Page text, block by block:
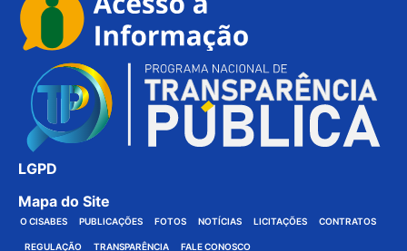
LGPD
Mapa do Site
O CISABES PUBLICAÇÕES FOTOS NOTÍCIAS LICITAÇÕES CONTRATOS
REGULAÇÃO TRANSPARÊNCIA FALE CONOSCO